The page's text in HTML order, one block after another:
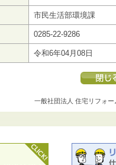
市民生活部環境課
0285-22-9286
令和6年04月08日
一般社団法人 住宅リフォー